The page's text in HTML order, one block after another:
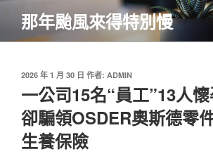
主
那年颱風來得特別慢
發
於
2026 年 1 月 30 日 作者: ADMIN
一公司15名“員工”13人
卻騙領OSDER奧斯德零
生養保險